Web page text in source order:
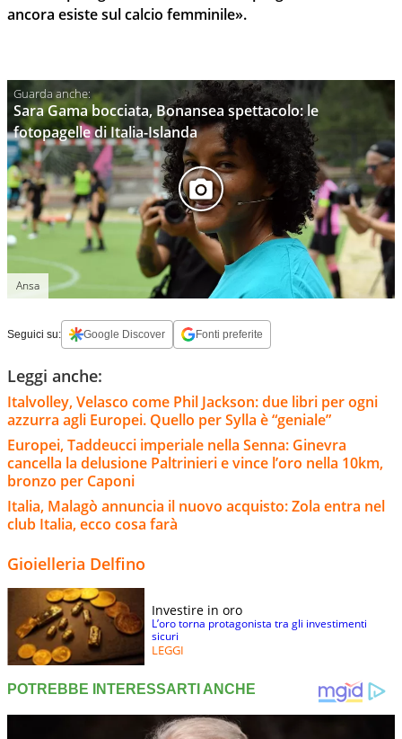
ancora esiste sul calcio femminile».
Sara Gama bocciata, Bonansea spettacolo: le
fotopagelle di Italia-Islanda
Ansa
Seguici su: Google Discover Fonti preferite
Leggi anche:
Italvolley, Velasco come Phil Jackson: due libri per ogni
azzurra agli Europei. Quello per Sylla è “geniale”
Europei, Taddeucci imperiale nella Senna: Ginevra
cancella la delusione Paltrinieri e vince l’oro nella 10km,
bronzo per Caponi
Italia, Malagò annuncia il nuovo acquisto: Zola entra nel
club Italia, ecco cosa farà
Gioielleria Delfino
Investire in oro
L’oro torna protagonista tra gli investimenti
sicuri
LEGGI